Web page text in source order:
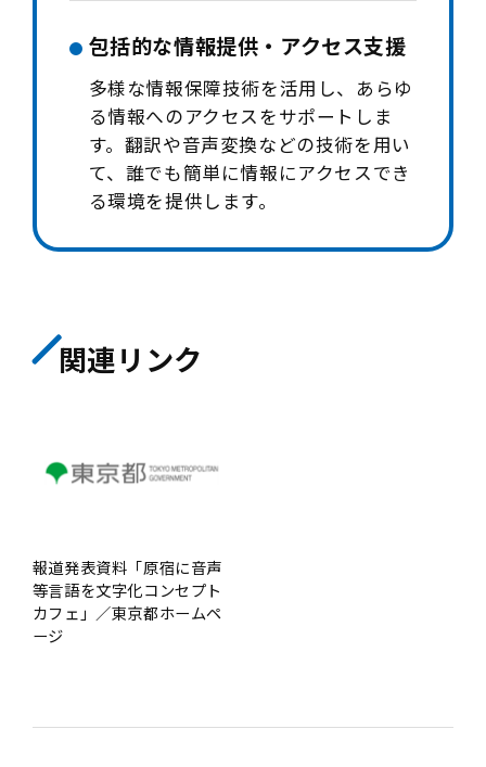
包括的な情報提供・アクセス支援
多様な情報保障技術を活用し、あらゆ
る情報へのアクセスをサポートしま
す。翻訳や音声変換などの技術を用い
て、誰でも簡単に情報にアクセスでき
る環境を提供します。
関連リンク
報道発表資料「原宿に音声
等言語を文字化コンセプト
カフェ」／東京都ホームペ
ージ